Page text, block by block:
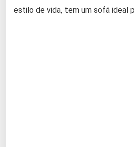
estilo de vida, tem um sofá ideal